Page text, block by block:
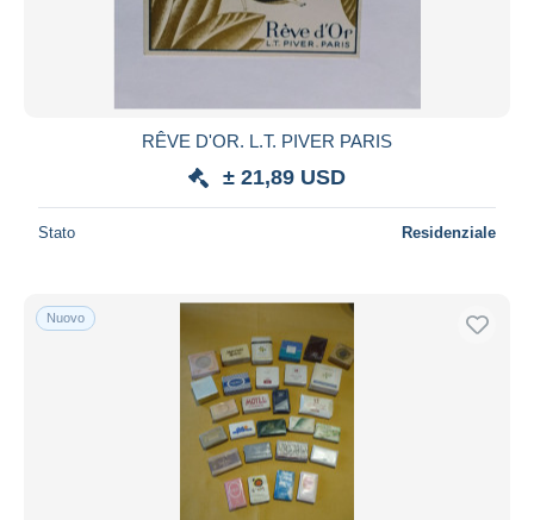
RÊVE D'OR. L.T. PIVER PARIS
± 21,89 USD
Stato Residenziale
Nuovo